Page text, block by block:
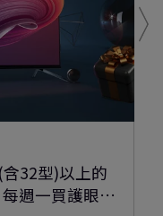
32型)以上的
每週一買護眼…